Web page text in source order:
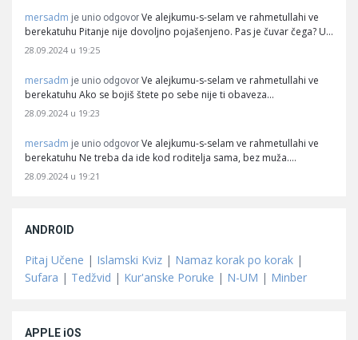
mersadm je unio odgovor Ve alejkumu-s-selam ve rahmetullahi ve
berekatuhu Pitanje nije dovoljno pojašenjeno. Pas je čuvar čega? U…
28.09.2024 u 19:25
mersadm je unio odgovor Ve alejkumu-s-selam ve rahmetullahi ve
berekatuhu Ako se bojiš štete po sebe nije ti obaveza…
28.09.2024 u 19:23
mersadm je unio odgovor Ve alejkumu-s-selam ve rahmetullahi ve
berekatuhu Ne treba da ide kod roditelja sama, bez muža.…
28.09.2024 u 19:21
ANDROID
Pitaj Učene | Islamski Kviz | Namaz korak po korak |
Sufara | Tedžvid | Kur'anske Poruke | N-UM | Minber
APPLE iOS